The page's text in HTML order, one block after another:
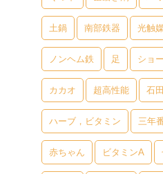
土鍋 南部鉄器 光触
ノンヘム鉄 足 ショ
カカオ 超高性能 石
ハーブ，ビタミン 三年
赤ちゃん ビタミンA